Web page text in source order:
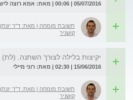
05/07/2016 | 00:06 | מאת: אמא רוצה לישון
תשובת מומחה | מאת: ד"ר יונתן
קושניר
יקיצות בלילה לצורך השתנה. (לת)
15/06/2016 | 02:30 | מאת: רוני מיילי
תשובת מומחה | מאת: ד"ר יונתן
קושניר